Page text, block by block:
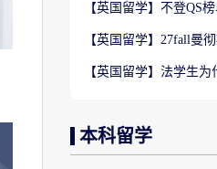
【英国留学】不登QS
【英国留学】27fall曼
【英国留学】法学生
本科留学